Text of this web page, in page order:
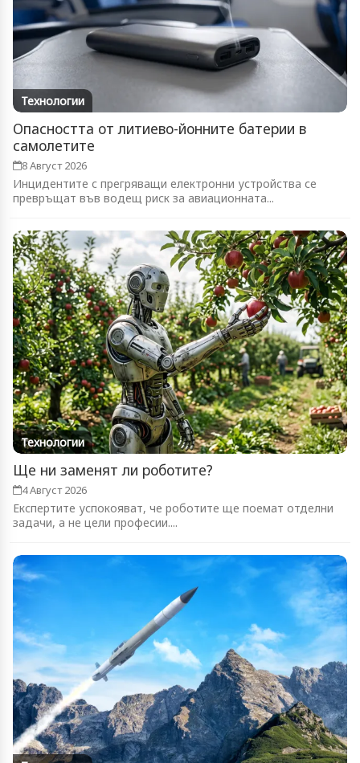
Технологии
Опасността от литиево-йонните батерии в
самолетите
8 Август 2026
Инцидентите с прегряващи електронни устройства се
превръщат във водещ риск за авиационната...
Технологии
Ще ни заменят ли роботите?
4 Август 2026
Експертите успокояват, че роботите ще поемат отделни
задачи, а не цели професии....